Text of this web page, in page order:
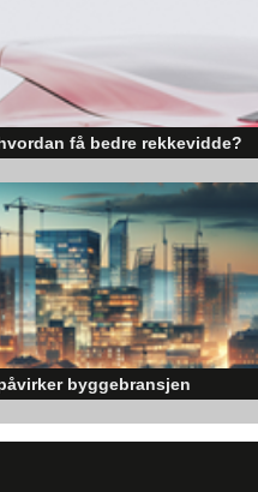
få bedre rekkevidde?
byggebransjen
Byggebransjen er spesielt